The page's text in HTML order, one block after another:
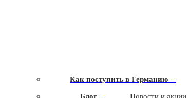
Как поступить в Германию –
–